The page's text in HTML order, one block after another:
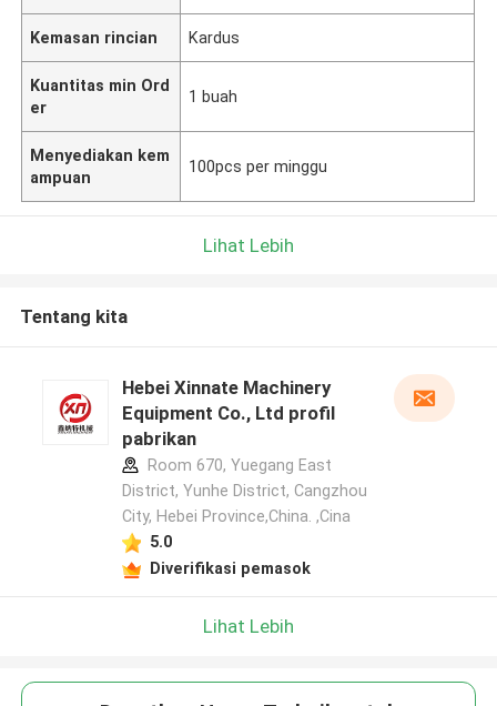
Kemasan rincian Kardus
Kuantitas min Ord
er
1 buah
Menyediakan kem
ampuan
100pcs per minggu
Lihat Lebih
Tentang kita
Hebei Xinnate Machinery
Equipment Co., Ltd profil
pabrikan
Room 670, Yuegang East
District, Yunhe District, Cangzhou
City, Hebei Province,China. ,Cina
5.0
Diverifikasi pemasok
Lihat Lebih